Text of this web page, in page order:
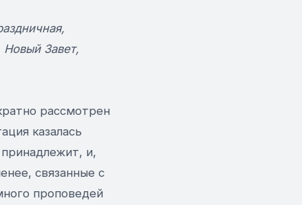
Новый Завет,
рассмотрен
казалась
и,
связанные с
проповедей